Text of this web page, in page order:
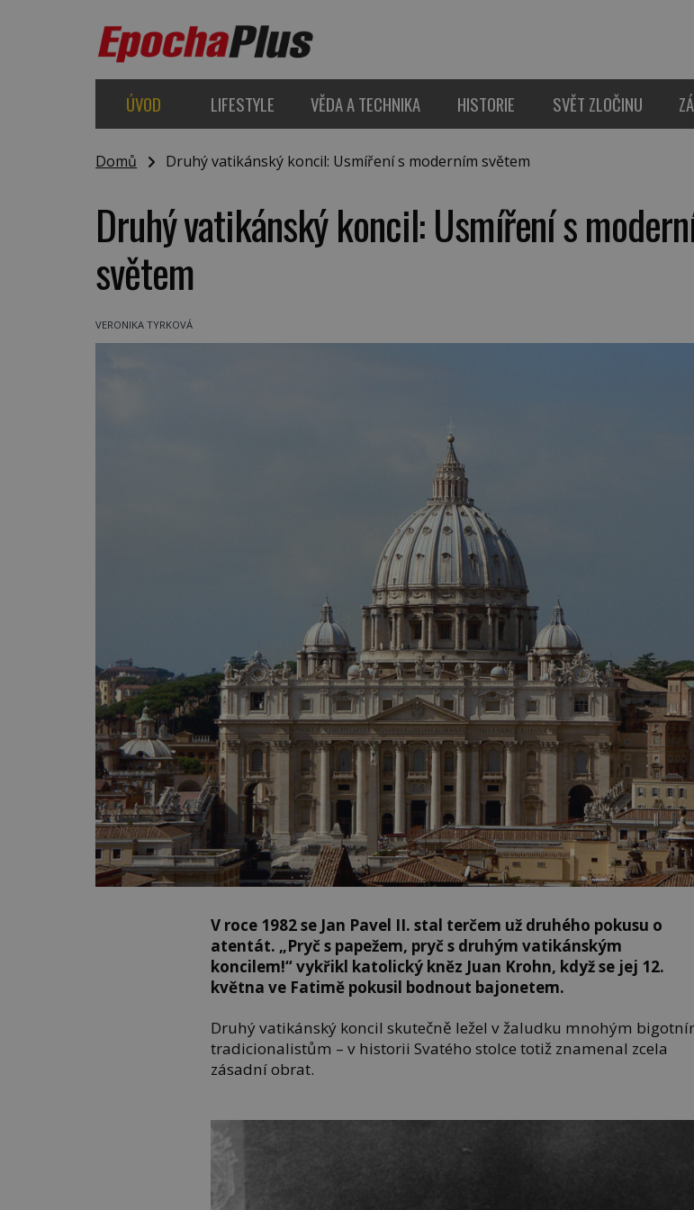
ÚVOD LIFESTYLE VĚDA A TECHNIKA HISTORIE SVĚT ZLOČINU
Domů Druhý vatikánský koncil: Usmíření s moderním světem
Druhý vatikánský koncil: Usmíření s
světem
VERONIKA TYRKOVÁ
V roce 1982 se Jan Pavel II. stal terčem už druhého pokusu o
atentát. „Pryč s papežem, pryč s druhým vatikánským
koncilem!“ vykřikl katolický kněz Juan Krohn, když se jej 12.
května ve Fatimě pokusil bodnout bajonetem.
Druhý vatikánský koncil skutečně ležel v žaludku mnohým
tradicionalistům – v historii Svatého stolce totiž znamenal zcela
zásadní obrat.